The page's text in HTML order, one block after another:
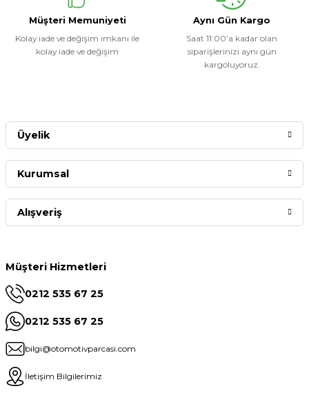
Müşteri Memuniyeti
Kolay iade ve değişim imkanı ile
kolay iade ve değişim
Aynı Gün Kargo
Saat 11:00’a kadar olan
siparişlerinizi aynı gün
kargoluyoruz.
Müşteri Hizmetleri
0212 535 67 25
0212 535 67 25
bilgi@otomotivparcasi.com
İletişim Bilgilerimiz
Üyelik
Kurumsal
Alışveriş